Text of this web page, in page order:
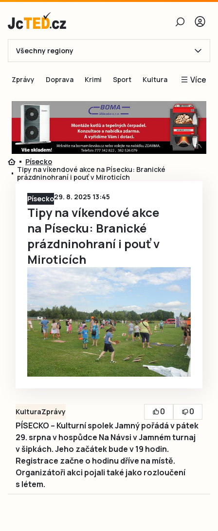
E-mail
Obnovit heslo
Přihlásit se
Ještě nemám účet, chci se
Všechny regiony
Zprávy Doprava Krimi Sport Kultura Více
Blogy
Inspirace
Čtenáři píší
Speciální přílohy
Písecko
Tipy na víkendové akce na Písecku: Branické
prázdninohraní i pouť v Miroticích
Písecko29. 8. 2025 13:45
Tipy na víkendové akce
na Písecku: Branické
prázdninohraní i pouť v
Miroticích
KulturaZprávy 0
0
PÍSECKO – Kulturní spolek Jamný pořádá v pátek
29. srpna v hospůdce Na Návsi v Jamném turnaj
v šipkách. Jeho začátek bude v 19 hodin.
Registrace začne o hodinu dříve na místě.
Organizátoři akci pojali také jako rozloučení
s létem.